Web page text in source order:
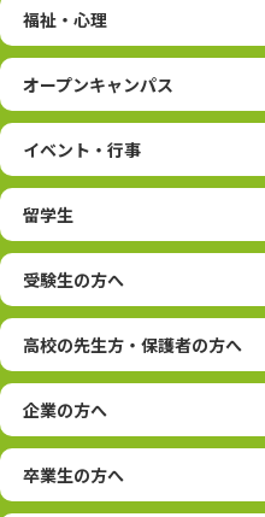
福祉・心理
オープンキャンパス
イベント・行事
留学生
受験生の方へ
高校の先生方・保護者の方へ
企業の方へ
卒業生の方へ